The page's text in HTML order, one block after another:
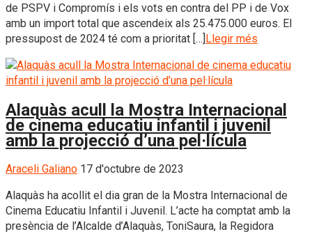
de PSPV i Compromís i els vots en contra del PP i de Vox
amb un import total que ascendeix als 25.475.000 euros. El
pressupost de 2024 té com a prioritat […]Llegir més
Alaquàs acull la Mostra Internacional
de cinema educatiu infantil i juvenil
amb la projecció d’una pel·lícula
Araceli Galiano 17 d'octubre de 2023
Alaquàs ha acollit el dia gran de la Mostra Internacional de
Cinema Educatiu Infantil i Juvenil. L’acte ha comptat amb la
presència de l’Alcalde d’Alaquàs, ToniSaura, la Regidora